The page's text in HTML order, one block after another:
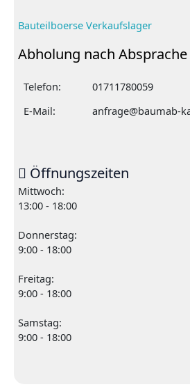
Bauteilboerse Verkaufslager
Abholung nach Absprache
Telefon:
01711780059
E-Mail:
anfrage@baumab-
Öffnungszeiten
Mittwoch:
13:00 - 18:00
Donnerstag:
9:00 - 18:00
Freitag:
9:00 - 18:00
Samstag:
9:00 - 18:00